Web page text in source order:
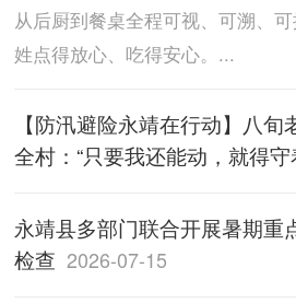
从后厨到餐桌全程可视、可溯、
姓点得放心、吃得安心。...
【防汛避险永靖在行动】八
全村：“只要我还能动，就得守
永靖县多部门联合开展暑期重
检查 2026-07-15